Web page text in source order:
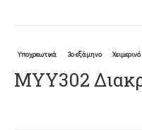
Υποχρεωτικά 3ο εξάμηνο
ΜΥΥ302